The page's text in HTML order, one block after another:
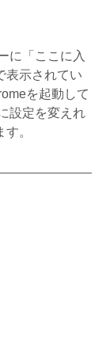
に「ここに入
表示されてい
を起動して
設定を変えれ
す。